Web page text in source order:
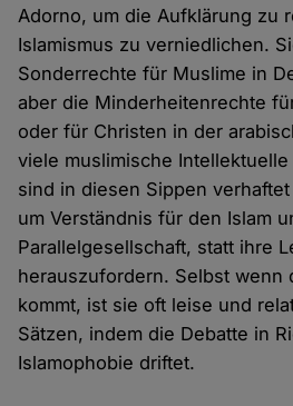
Adorno, um die Aufklärung zu
Islamismus zu verniedlichen.
Sonderrechte für Muslime in
aber die Minderheitenrechte
oder für Christen in der
viele muslimische
sind in diesen Sippen
um Verständnis für den Islam
Parallelgesellschaft, statt ihre
herauszufordern. Selbst wenn
kommt, ist sie oft leise und
Sätzen, indem die Debatte in
Islamophobie driftet.